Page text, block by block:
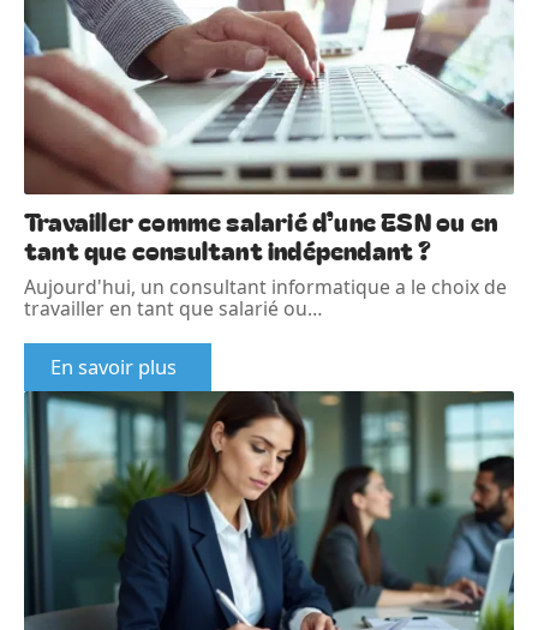
Travailler comme salarié d’une ESN ou en
tant que consultant indépendant ?
Aujourd'hui, un consultant informatique a le choix de
travailler en tant que salarié ou…
En savoir plus